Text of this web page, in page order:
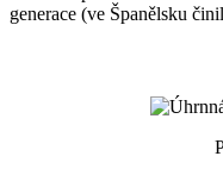
generace (ve Španělsku